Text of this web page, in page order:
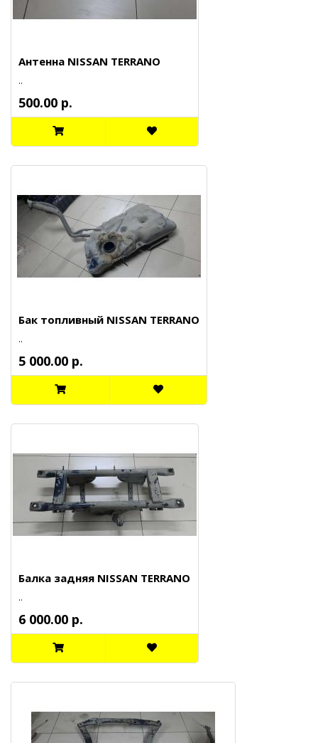
Антенна NISSAN TERRANO
..
500.00 р.
Бак топливный NISSAN TERRANO
..
5 000.00 р.
Балка задняя NISSAN TERRANO
..
6 000.00 р.